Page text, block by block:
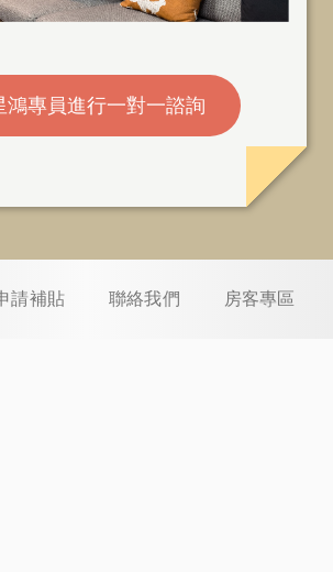
鴻專員進行一對一諮詢
請補貼 聯絡我們 房客專區